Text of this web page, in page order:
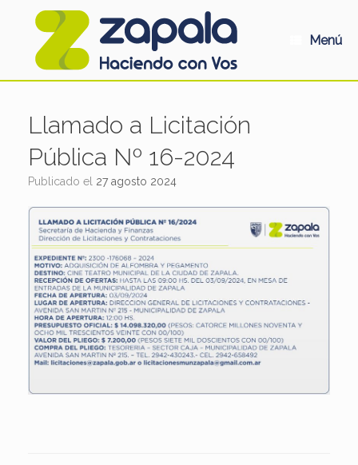
Menú
Llamado a Licitación
Pública Nº 16-2024
Publicado el 27 agosto 2024